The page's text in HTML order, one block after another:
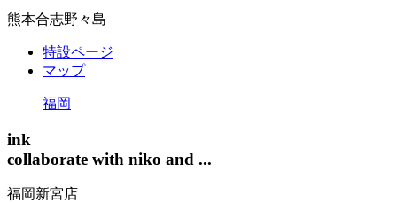
熊本合志野々島
特設ページ
マップ
福岡
ink
collaborate with niko and ...
福岡新宮店